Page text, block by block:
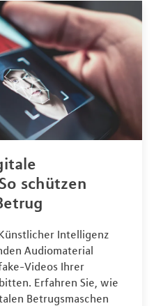
schützen
Intelligenz
Audiomaterial
Videos Ihrer
Erfahren Sie, wie
Betrugsmaschen